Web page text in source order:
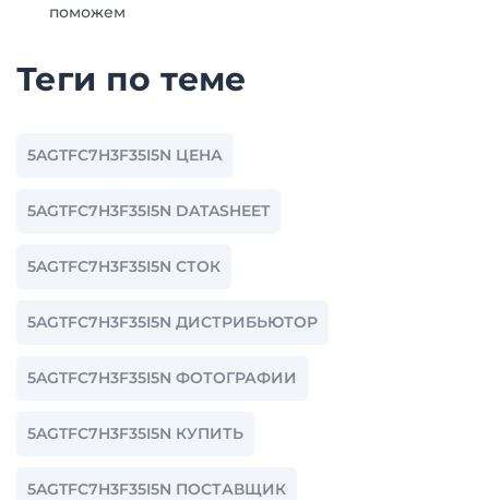
поможем
Теги по теме
5AGTFC7H3F35I5N ЦЕНА
5AGTFC7H3F35I5N DATASHEET
5AGTFC7H3F35I5N СТОК
5AGTFC7H3F35I5N ДИСТРИБЬЮТОР
5AGTFC7H3F35I5N ФОТОГРАФИИ
5AGTFC7H3F35I5N КУПИТЬ
5AGTFC7H3F35I5N ПОСТАВЩИК